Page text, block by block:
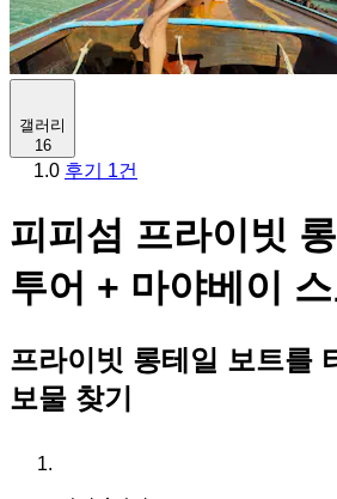
갤러리
16
1.0 후기 1건
피피섬 프라이빗
투어 + 마야베이
프라이빗 롱테일 보트를
보물 찾기